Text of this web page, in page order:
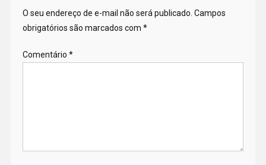
O seu endereço de e-mail não será publicado. Campos
obrigatórios são marcados com *
Comentário *